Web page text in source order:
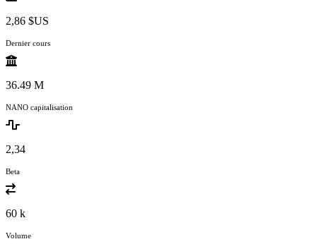
2,86 $US
Dernier cours
36.49 M
NANO capitalisation
2,34
Beta
60 k
Volume